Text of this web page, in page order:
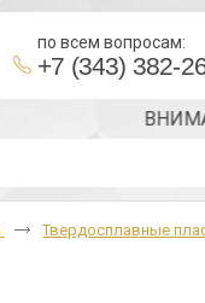
по всем вопросам:
+7 (343) 382-
Твердосплавные